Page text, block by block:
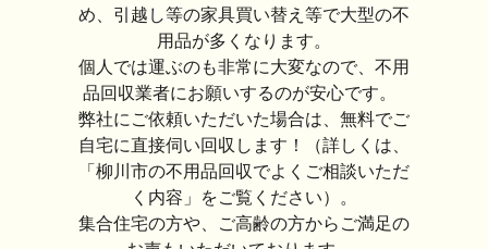
め、引越し等の家具買い替え等で大型の不
用品が多くなります。
個人では運ぶのも非常に大変なので、不用
品回収業者にお願いするのが安心です。
弊社にご依頼いただいた場合は、無料でご
自宅に直接伺い回収します！（詳しくは、
「柳川市の不用品回収でよくご相談いただ
く内容」をご覧ください）。
集合住宅の方や、ご高齢の方からご満足の